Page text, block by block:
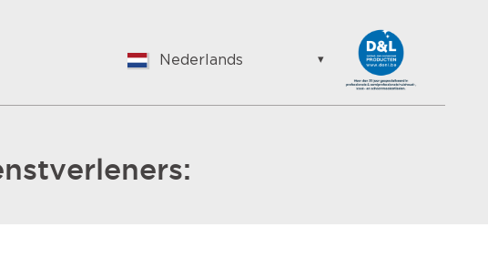
Nederlands
Nederlands
Vlaams